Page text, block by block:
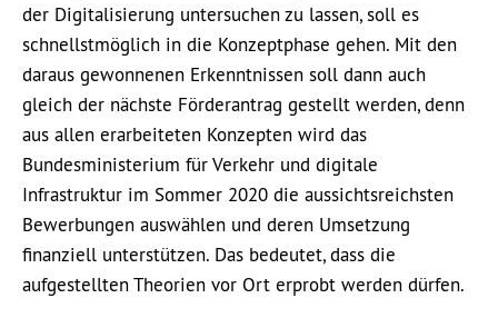
der Digitalisierung untersuchen zu lassen, soll es
schnellstmöglich in die Konzeptphase gehen. Mit den
daraus gewonnenen Erkenntnissen soll dann auch
gleich der nächste Förderantrag gestellt werden, denn
aus allen erarbeiteten Konzepten wird das
Bundesministerium für Verkehr und digitale
Infrastruktur im Sommer 2020 die aussichtsreichsten
Bewerbungen auswählen und deren Umsetzung
finanziell unterstützen. Das bedeutet, dass die
aufgestellten Theorien vor Ort erprobt werden dürfen.